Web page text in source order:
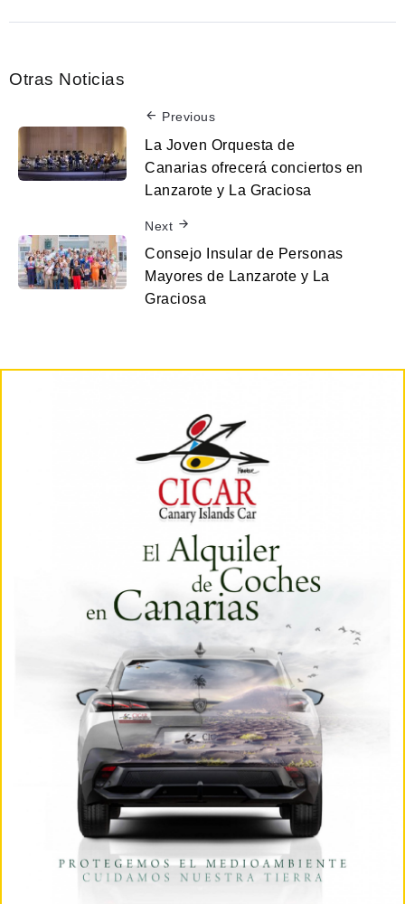
Otras Noticias
Previous
La Joven Orquesta de
Canarias ofrecerá conciertos en
Lanzarote y La Graciosa
Next
Consejo Insular de Personas
Mayores de Lanzarote y La
Graciosa